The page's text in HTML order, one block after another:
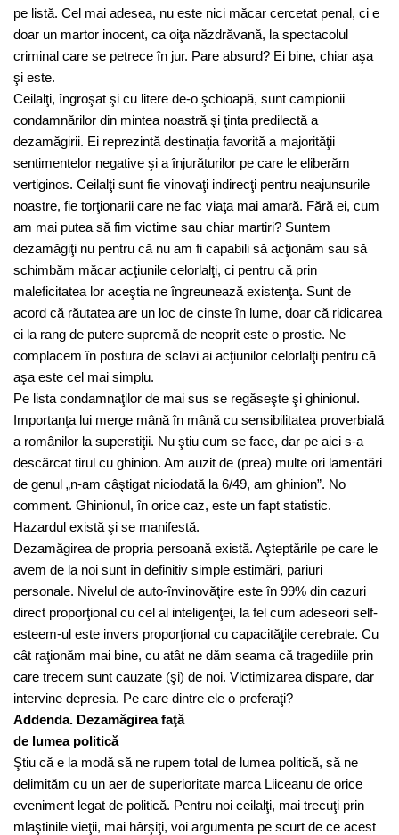
pe listă. Cel mai adesea, nu este nici măcar cercetat penal, ci e
doar un martor inocent, ca oiţa năzdrăvană, la spectacolul
criminal care se petrece în jur. Pare absurd? Ei bine, chiar aşa
şi este.
Ceilalţi, îngroşat şi cu litere de-o şchioapă, sunt campionii
condamnărilor din mintea noastră şi ţinta predilectă a
dezamăgirii. Ei reprezintă destinaţia favorită a majorităţii
sentimentelor negative şi a înjurăturilor pe care le eliberăm
vertiginos. Ceilalţi sunt fie vinovaţi indirecţi pentru neajunsurile
noastre, fie torţionarii care ne fac viaţa mai amară. Fără ei, cum
am mai putea să fim victime sau chiar martiri? Suntem
dezamăgiţi nu pentru că nu am fi capabili să acţionăm sau să
schimbăm măcar acţiunile celorlalţi, ci pentru că prin
maleficitatea lor aceştia ne îngreunează existenţa. Sunt de
acord că răutatea are un loc de cinste în lume, doar că ridicarea
ei la rang de putere supremă de neoprit este o prostie. Ne
complacem în postura de sclavi ai acţiunilor celorlalţi pentru că
aşa este cel mai simplu.
Pe lista condamnaţilor de mai sus se regăseşte şi ghinionul.
Importanţa lui merge mână în mână cu sensibilitatea proverbială
a românilor la superstiţii. Nu ştiu cum se face, dar pe aici s-a
descărcat tirul cu ghinion. Am auzit de (prea) multe ori lamentări
de genul „n-am câştigat niciodată la 6/49, am ghinion”. No
comment. Ghinionul, în orice caz, este un fapt statistic.
Hazardul există şi se manifestă.
Dezamăgirea de propria persoană există. Aşteptările pe care le
avem de la noi sunt în definitiv simple estimări, pariuri
personale. Nivelul de auto-învinovăţire este în 99% din cazuri
direct proporţional cu cel al inteligenţei, la fel cum adeseori self-
esteem-ul este invers proporţional cu capacităţile cerebrale. Cu
cât raţionăm mai bine, cu atât ne dăm seama că tragediile prin
care trecem sunt cauzate (şi) de noi. Victimizarea dispare, dar
intervine depresia. Pe care dintre ele o preferaţi?
Addenda. Dezamăgirea faţă
de lumea politică
Ştiu că e la modă să ne rupem total de lumea politică, să ne
delimităm cu un aer de superioritate marca Liiceanu de orice
eveniment legat de politică. Pentru noi ceilalţi, mai trecuţi prin
mlaştinile vieţii, mai hârşiţi, voi argumenta pe scurt de ce acest